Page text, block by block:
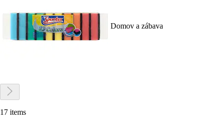
Domov a zábava
17 items